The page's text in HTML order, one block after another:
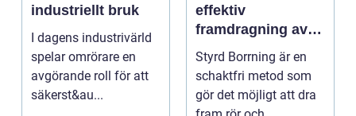
industriellt bruk
I dagens industrivärld
spelar omrörare en
avgörande roll för att
säkerst&au...
effektiv
framdragning av
ledningar utan
schakt
Styrd Borrning är en
schaktfri metod som
gör det möjligt att dra